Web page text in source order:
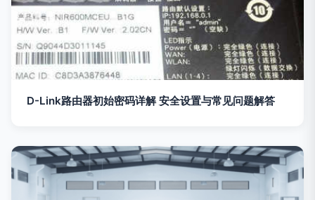
D-Link路由器初始密码详解 安全设置与常见问题解答